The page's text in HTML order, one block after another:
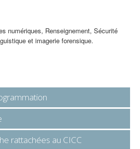
numériques, Renseignement, Sécurité
et imagerie forensique.
rattachées au CICC